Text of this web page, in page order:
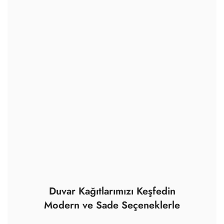
Duvar Kağıtlarımızı Keşfedin
Modern ve Sade Seçeneklerle